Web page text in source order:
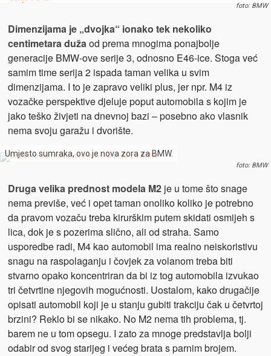
foto: BMW
Dimenzijama je „dvojka“ ionako tek nekoliko
centimetara dužaod prema mnogima ponajbolje
generacije BMW-ove serije 3, odnosno E46-ice. Stoga već
samim time serija 2 ispada taman velika u svim
dimenzijama. I to je zapravo veliki plus, jer npr. M4 iz
vozačke perspektive djeluje poput automobila s kojim je
jako teško živjeti na dnevnoj bazi – posebno ako vlasnik
nema svoju garažu i dvorište.
Umjesto sumraka, ovo je nova zora za BMW.
foto: BMW
Druga velika prednost modela M2je u tome što snage
nema previše, već i opet taman onoliko koliko je potrebno
da pravom vozaču treba kirurškim putem skidati osmijeh s
lica, dok je s pozerima slično, ali od straha. Samo
usporedbe radi, M4 kao automobil ima realno neiskoristivu
snagu na raspolaganju i čovjek za volanom treba biti
stvarno opako koncentriran da bi iz tog automobila izvukao
tri četvrtine njegovih mogućnosti. Uostalom, kako drugačije
opisati automobil koji je u stanju gubiti trakciju čak u četvrtoj
brzini? Reklo bi se nikako. No M2 nema tih problema, tj.
barem ne u tom opsegu. I zato za mnoge predstavlja bolji
odabir od svog starijeg i većeg brata s parnim brojem.